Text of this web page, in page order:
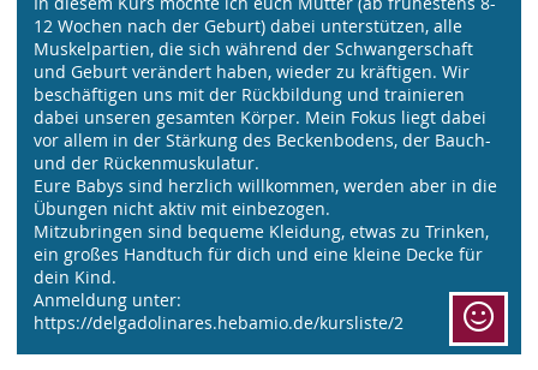
12 Wochen nach der Geburt) dabei unterstützen, alle
Muskelpartien, die sich während der Schwangerschaft
und Geburt verändert haben, wieder zu kräftigen. Wir
beschäftigen uns mit der Rückbildung und trainieren
dabei unseren gesamten Körper. Mein Fokus liegt dabei
vor allem in der Stärkung des Beckenbodens, der Bauch-
und der Rückenmuskulatur.
Eure Babys sind herzlich willkommen, werden aber in die
Übungen nicht aktiv mit einbezogen.
Mitzubringen sind bequeme Kleidung, etwas zu Trinken,
ein großes Handtuch für dich und eine kleine Decke für
dein Kind.
Anmeldung unter:
https://delgadolinares.hebamio.de/kursliste/2